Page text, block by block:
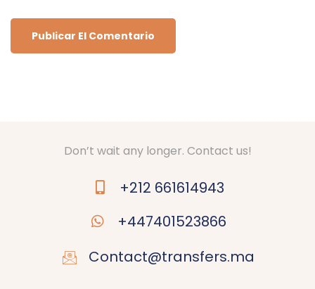
Don’t wait any longer. Contact us!
+212 661614943
+447401523866
Contact@transfers.ma